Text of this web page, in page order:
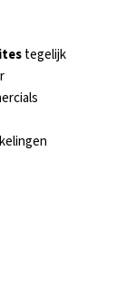
tegelijk